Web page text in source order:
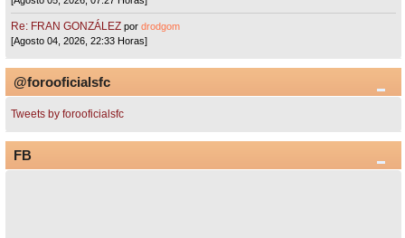
Re: FRAN GONZÁLEZ pordrodgom
[Agosto 04, 2026, 22:33 Horas]
@forooficialsfc
Tweets by forooficialsfc
FB